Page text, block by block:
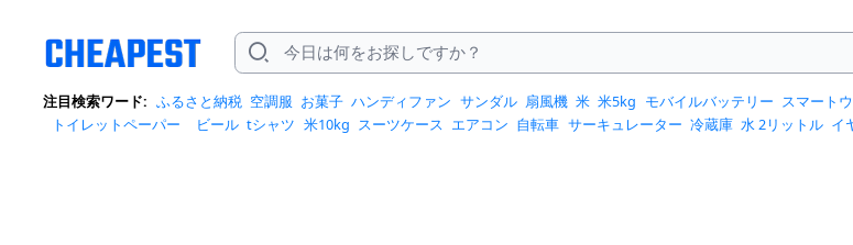
注目検索ワード: ふるさと納税 空調服 お菓子 ハンディファン サンダル 扇風機 米 米5kg モバイルバッテリー スマート
トイレットペーパー
ビール tシャツ 米10kg スーツケース エアコン 自転車 サーキュレーター 冷蔵庫 水 2リットル イ